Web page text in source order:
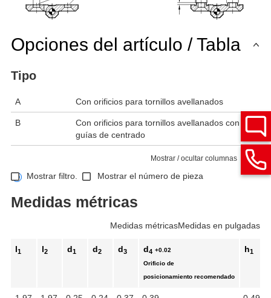
Opciones del artículo / Tabla
Tipo
A Con orificios para tornillos avellanados
B
Con orificios para tornillos avellanados con
guías de centrado
Mostrar / ocultar columnas
Mostrar filtro. Mostrar el número de pieza
Medidas métricas
Medidas métricasMedidas en pulgadas
l1 l2 d1 d2 d3 d4 +0.02
Orificio de
posicionamiento recomendado
h1